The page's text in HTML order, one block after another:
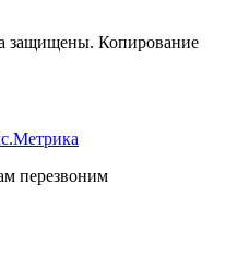
Копирование
перезвоним